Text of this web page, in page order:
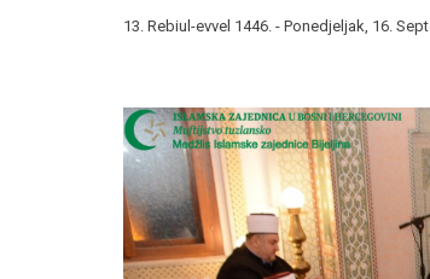
13. Rebiul-evvel 1446. - Ponedjeljak, 16.